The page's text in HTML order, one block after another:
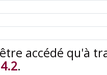
accédé qu'à
.